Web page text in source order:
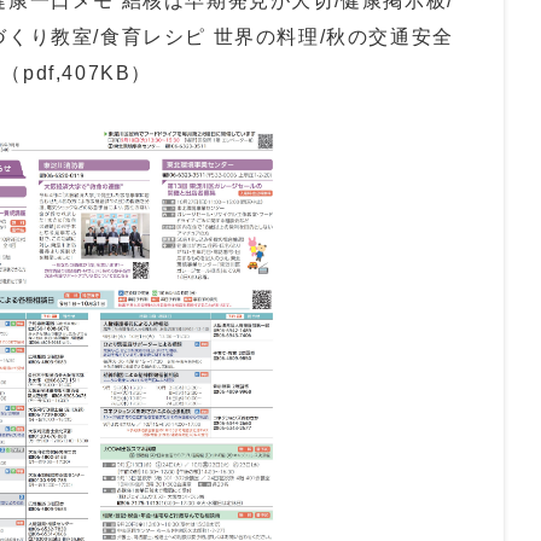
り教室/食育レシピ 世界の料理/秋の交通安全
pdf,407KB）